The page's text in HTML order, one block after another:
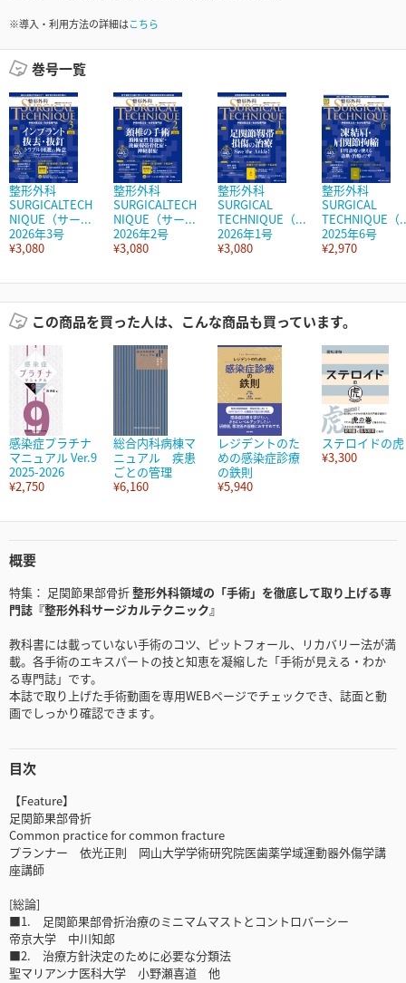
※導入・利用方法の詳細はこちら
巻号一覧
整形外科
SURGICALTECH
NIQUE（サー...
2026年3号
¥3,080
整形外科
SURGICALTECH
NIQUE（サー...
2026年2号
¥3,080
整形外科
SURGICAL
TECHNIQUE（...
2026年1号
¥3,080
整形外科
SURGICAL
TECHNIQUE（
2025年6号
¥2,970
この商品を買った人は、こんな商品も買っています。
感染症プラチナ
マニュアル Ver.9
2025-2026
¥2,750
総合内科病棟マ
ニュアル 疾患
ごとの管理
¥6,160
レジデントのた
めの感染症診療
の鉄則
¥5,940
ステロイドの虎
¥3,300
概要
特集： 足関節果部骨折整形外科領域の「手術」を徹底して取り上げる専
門誌『整形外科サージカルテクニック』
教科書には載っていない手術のコツ、ピットフォール、リカバリー法が満
載。各手術のエキスパートの技と知恵を凝縮した「手術が見える・わか
る専門誌」です。
本誌で取り上げた手術動画を専用WEBページでチェックでき、誌面と動
画でしっかり確認できます。
目次
【Feature】
足関節果部骨折
Common practice for common fracture
プランナー 依光正則 岡山大学学術研究院医歯薬学域運動器外傷学講
座講師
[総論]
■1. 足関節果部骨折治療のミニマムマストとコントロバーシー
帝京大学 中川知郎
■2. 治療方針決定のために必要な分類法
聖マリアンナ医科大学 小野瀬喜道 他